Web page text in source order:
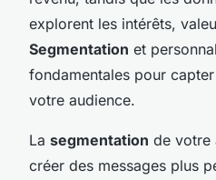
explorent les intérêts,
Segmentation et
fondamentales pour
votre audience.
La segmentation de votre
créer des messages plus